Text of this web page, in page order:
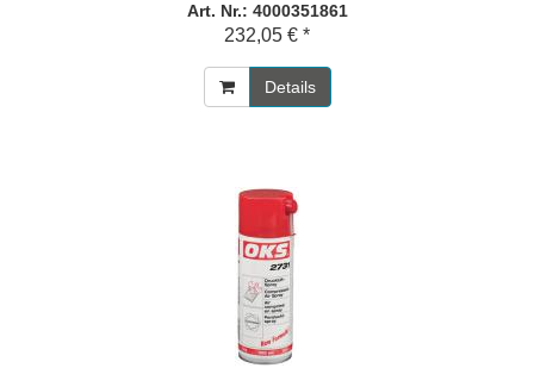
Art. Nr.: 4000351861
232,05 € *
Details